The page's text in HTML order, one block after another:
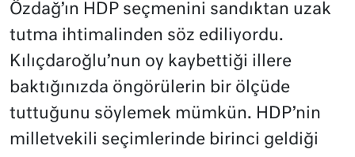
Özdağ’ın HDP seçmenini sandıktan uzak
tutma ihtimalinden söz ediliyordu.
Kılıçdaroğlu’nun oy kaybettiği illere
baktığınızda öngörülerin bir ölçüde
tuttuğunu söylemek mümkün. HDP’nin
milletvekili seçimlerinde birinci geldiği